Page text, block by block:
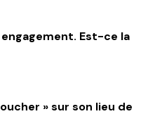
Est-ce la
» sur son lieu de